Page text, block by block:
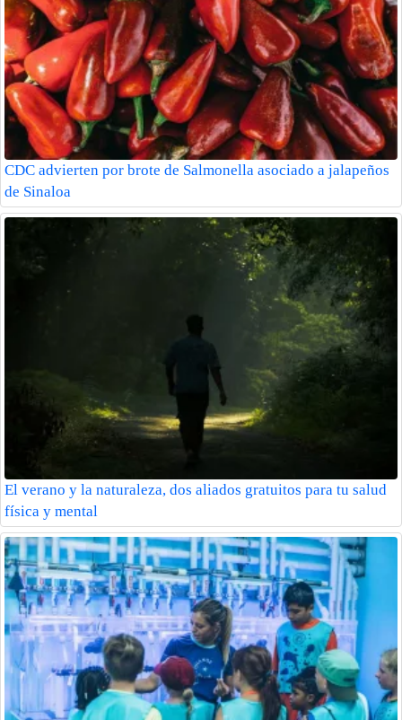
CDC advierten por brote de Salmonella asociado a jalapeños
de Sinaloa
El verano y la naturaleza, dos aliados gratuitos para tu salud
física y mental